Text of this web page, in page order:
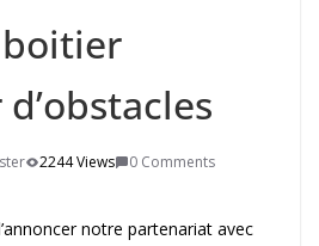
boitier
2244 Views
0 Comments
notre partenariat avec